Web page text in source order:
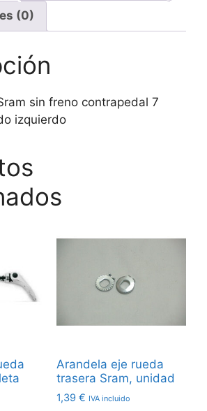
(0)
sin freno contrapedal 7
izquierdo
Arandela eje rueda
trasera Sram, unidad
1,39 € IVA incluido